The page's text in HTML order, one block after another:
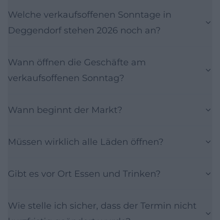
Welche verkaufsoffenen Sonntage in
Deggendorf stehen 2026 noch an?
Wann öffnen die Geschäfte am
verkaufsoffenen Sonntag?
Wann beginnt der Markt?
Müssen wirklich alle Läden öffnen?
Gibt es vor Ort Essen und Trinken?
Wie stelle ich sicher, dass der Termin nicht